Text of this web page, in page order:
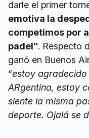
darle el primer
emotiva la
competimos por
padel”. Respecto
ganó en Buenos
“estoy
ARgentina, estoy
siente la misma
deporte. Ojalá se